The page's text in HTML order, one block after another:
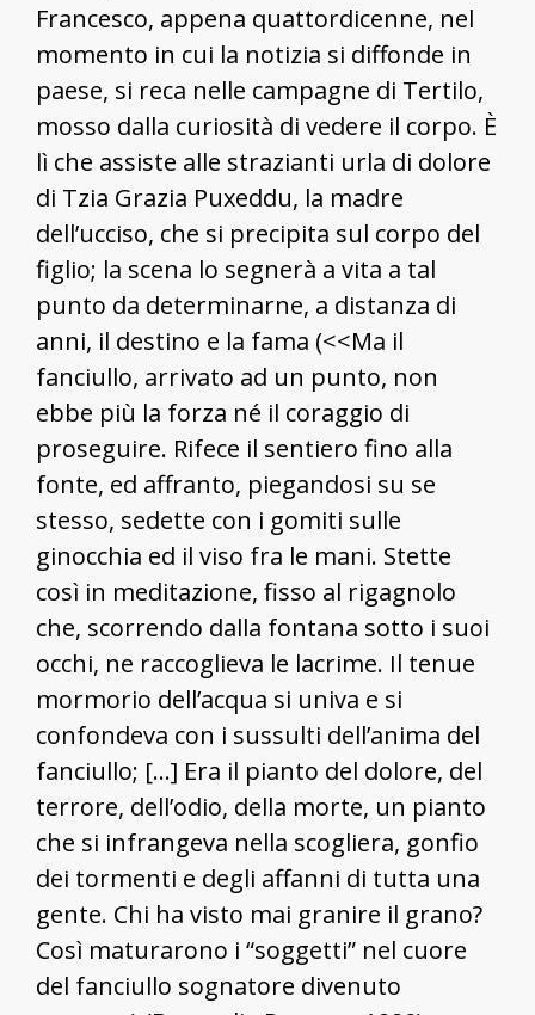
Francesco, appena quattordicenne, nel
momento in cui la notizia si diffonde in
paese, si reca nelle campagne di Tertilo,
mosso dalla curiosità di vedere il corpo. È
lì che assiste alle strazianti urla di dolore
di Tzia Grazia Puxeddu, la madre
dell’ucciso, che si precipita sul corpo del
figlio; la scena lo segnerà a vita a tal
punto da determinarne, a distanza di
anni, il destino e la fama (<<Ma il
fanciullo, arrivato ad un punto, non
ebbe più la forza né il coraggio di
proseguire. Rifece il sentiero fino alla
fonte, ed affranto, piegandosi su se
stesso, sedette con i gomiti sulle
ginocchia ed il viso fra le mani. Stette
così in meditazione, fisso al rigagnolo
che, scorrendo dalla fontana sotto i suoi
occhi, ne raccoglieva le lacrime. Il tenue
mormorio dell’acqua si univa e si
confondeva con i sussulti dell’anima del
fanciullo; […] Era il pianto del dolore, del
terrore, dell’odio, della morte, un pianto
che si infrangeva nella scogliera, gonfio
dei tormenti e degli affanni di tutta una
gente. Chi ha visto mai granire il grano?
Così maturarono i “soggetti” nel cuore
del fanciullo sognatore divenuto